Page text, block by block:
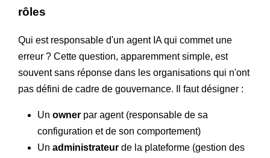
rôles
Qui est responsable d'un agent IA qui commet une
erreur ? Cette question, apparemment simple, est
souvent sans réponse dans les organisations qui n'ont
pas défini de cadre de gouvernance. Il faut désigner :
Un owner par agent (responsable de sa
configuration et de son comportement)
Un administrateur de la plateforme (gestion des